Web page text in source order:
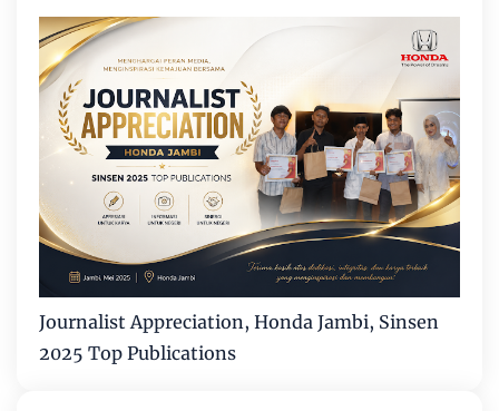
Journalist Appreciation, Honda Jambi, Sinsen
2025 Top Publications